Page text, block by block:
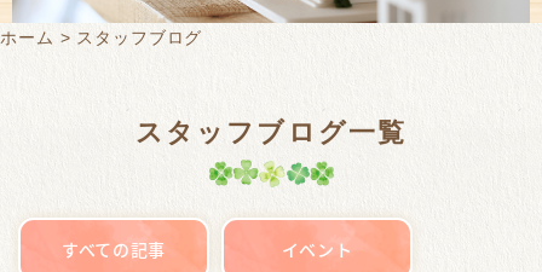
ホーム スタッフブログ
スタッフブログ一覧
すべての記事 イベント